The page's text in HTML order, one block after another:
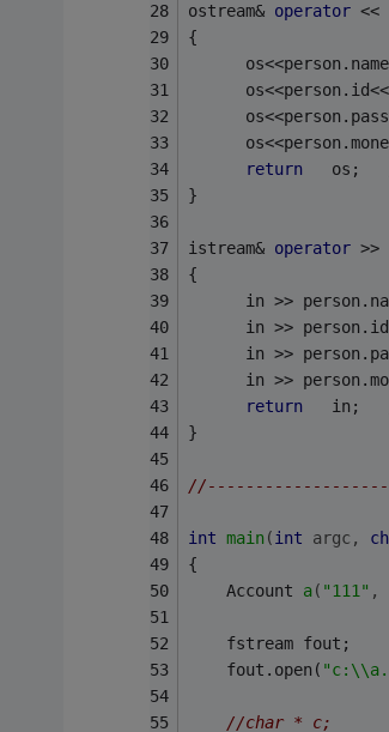
ostream& operator <<
{
      os<<person.id<<
return
   os;
}
istream& operator >>
{
in >>
in >>
in >>
in >>
return
   in;
}
int main(int argc,
{
Account a( "111" ,
	fstream fout;
	fout.open(
//char * c;